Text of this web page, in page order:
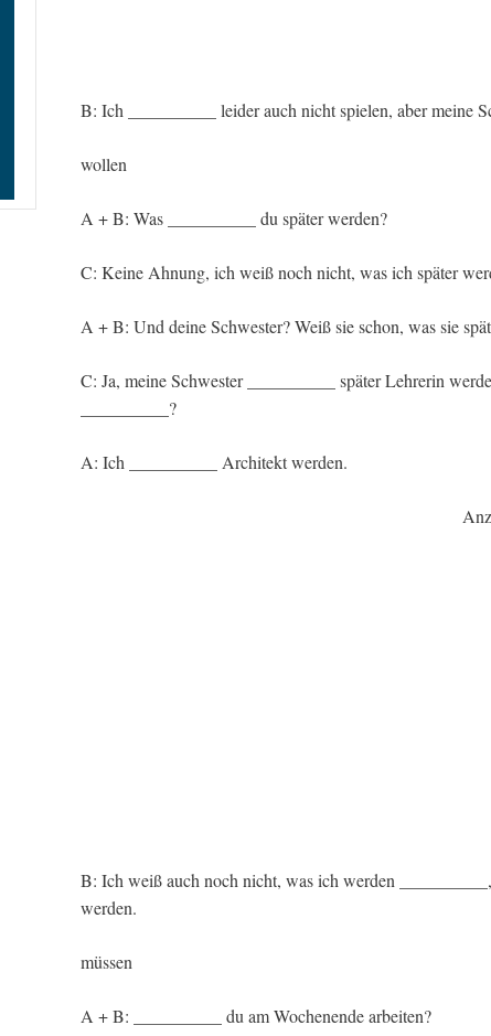
B: Ich __________ leider auch nicht spielen, aber meine
wollen
A + B: Was __________ du später werden?
C: Keine Ahnung, ich weiß noch nicht, was ich später
A + B: Und deine Schwester? Weiß sie schon, was sie
C: Ja, meine Schwester __________ später Lehrerin
__________?
A: Ich __________ Architekt werden.
B: Ich weiß auch noch nicht, was ich werden
werden.
müssen
A + B: __________ du am Wochenende arbeiten?